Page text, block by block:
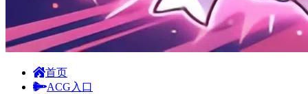
首页
ACG入口